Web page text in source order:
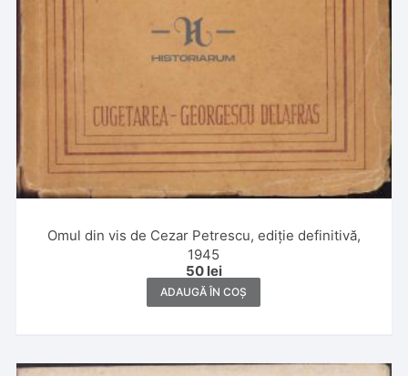
Omul din vis de Cezar Petrescu, ediție definitivă,
1945
50 lei
ADAUGĂ ÎN COȘ